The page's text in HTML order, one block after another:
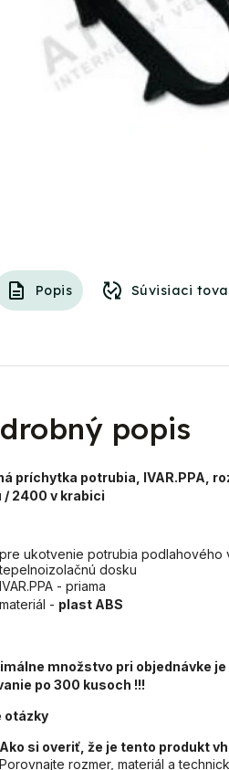
Popis Súvisiaci
popis
príchytka potrubia, IVAR.PPA,
/ 2400 v krabici
pre ukotvenie potrubia podlahového
tepelnoizolačnú dosku
IVAR.PPA - priama
materiál - plast ABS
množstvo pri objednávke
po 300 kusoch !!!
otázky
Ako si overiť, že je tento produkt
Porovnajte rozmer, materiál a